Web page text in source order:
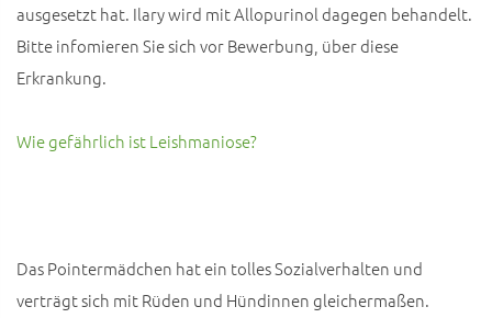
ausgesetzt hat. Ilary wird mit Allopurinol dagegen behandelt.
Bitte infomieren Sie sich vor Bewerbung, über diese
Erkrankung.
Wie gefährlich ist Leishmaniose?
Das Pointermädchen hat ein tolles Sozialverhalten und
verträgt sich mit Rüden und Hündinnen gleichermaßen.